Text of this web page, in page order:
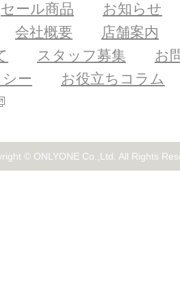
セール商品
お知らせ
会社概要
店舗案内
スタッフ募集
お
ー
お役立ちコラム
© ONLYONE Co.,Ltd. All Rights